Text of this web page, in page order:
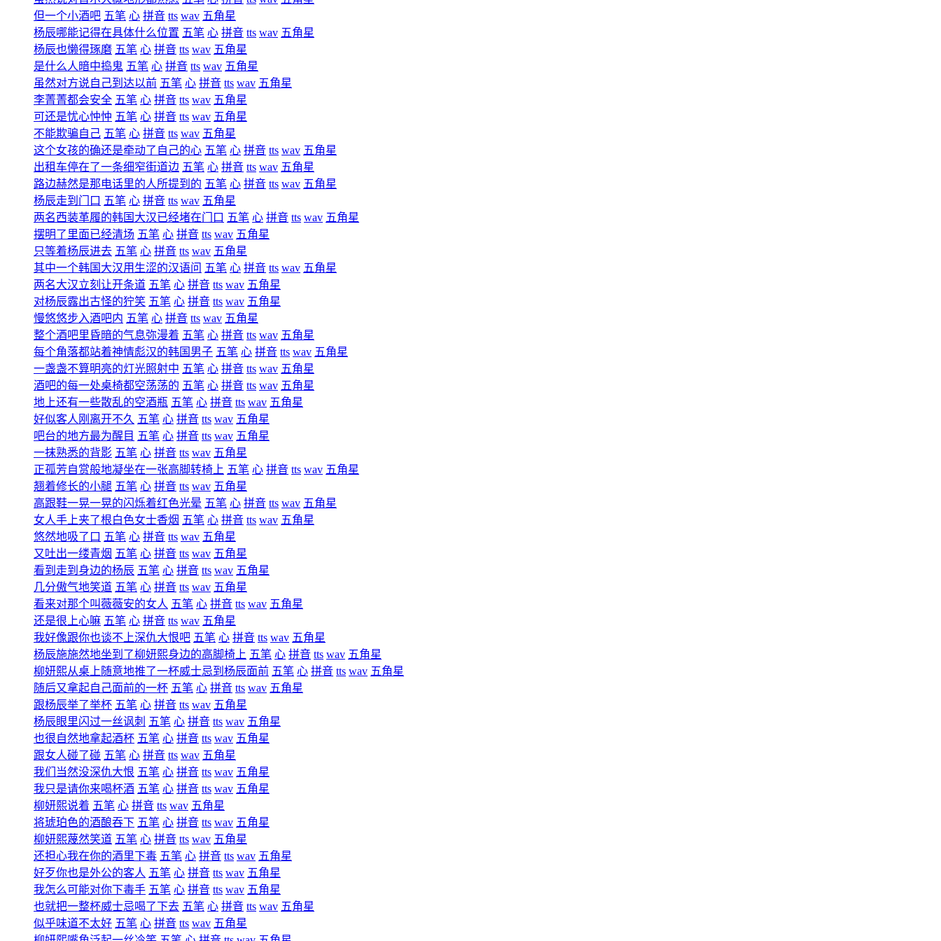
但一个小酒吧 五笔 心 拼音 tts wav 五角星
杨辰哪能记得在具体什么位置 五笔 心 拼音 tts wav 五角星
杨辰也懒得琢磨 五笔 心 拼音 tts wav 五角星
是什么人暗中捣鬼 五笔 心 拼音 tts wav 五角星
虽然对方说自己到达以前 五笔 心 拼音 tts wav 五角星
李菁菁都会安全 五笔 心 拼音 tts wav 五角星
可还是忧心忡忡 五笔 心 拼音 tts wav 五角星
不能欺骗自己 五笔 心 拼音 tts wav 五角星
这个女孩的确还是牵动了自己的心 五笔 心 拼音 tts wav 五角星
出租车停在了一条细窄街道边 五笔 心 拼音 tts wav 五角星
路边赫然是那电话里的人所提到的 五笔 心 拼音 tts wav 五角星
杨辰走到门口 五笔 心 拼音 tts wav 五角星
两名西装革履的韩国大汉已经堵在门口 五笔 心 拼音 tts wav 五角星
摆明了里面已经清场 五笔 心 拼音 tts wav 五角星
只等着杨辰进去 五笔 心 拼音 tts wav 五角星
其中一个韩国大汉用生涩的汉语问 五笔 心 拼音 tts wav 五角星
两名大汉立刻让开条道 五笔 心 拼音 tts wav 五角星
对杨辰露出古怪的狞笑 五笔 心 拼音 tts wav 五角星
慢悠悠步入酒吧内 五笔 心 拼音 tts wav 五角星
整个酒吧里昏暗的气息弥漫着 五笔 心 拼音 tts wav 五角星
每个角落都站着神情彪汉的韩国男子 五笔 心 拼音 tts wav 五角星
一盏盏不算明亮的灯光照射中 五笔 心 拼音 tts wav 五角星
酒吧的每一处桌椅都空荡荡的 五笔 心 拼音 tts wav 五角星
地上还有一些散乱的空酒瓶 五笔 心 拼音 tts wav 五角星
好似客人刚离开不久 五笔 心 拼音 tts wav 五角星
吧台的地方最为醒目 五笔 心 拼音 tts wav 五角星
一抹熟悉的背影 五笔 心 拼音 tts wav 五角星
正孤芳自赏般地凝坐在一张高脚转椅上 五笔 心 拼音 tts wav 五角星
翘着修长的小腿 五笔 心 拼音 tts wav 五角星
高跟鞋一晃一晃的闪烁着红色光晕 五笔 心 拼音 tts wav 五角星
女人手上夹了根白色女士香烟 五笔 心 拼音 tts wav 五角星
悠然地吸了口 五笔 心 拼音 tts wav 五角星
又吐出一缕青烟 五笔 心 拼音 tts wav 五角星
看到走到身边的杨辰 五笔 心 拼音 tts wav 五角星
几分傲气地笑道 五笔 心 拼音 tts wav 五角星
看来对那个叫薇薇安的女人 五笔 心 拼音 tts wav 五角星
还是很上心嘛 五笔 心 拼音 tts wav 五角星
我好像跟你也谈不上深仇大恨吧 五笔 心 拼音 tts wav 五角星
杨辰施施然地坐到了柳妍熙身边的高脚椅上 五笔 心 拼音 tts wav 五角星
柳妍熙从桌上随意地推了一杯威士忌到杨辰面前 五笔 心 拼音 tts wav 五角星
随后又拿起自己面前的一杯 五笔 心 拼音 tts wav 五角星
跟杨辰举了举杯 五笔 心 拼音 tts wav 五角星
杨辰眼里闪过一丝讽刺 五笔 心 拼音 tts wav 五角星
也很自然地拿起酒杯 五笔 心 拼音 tts wav 五角星
跟女人碰了碰 五笔 心 拼音 tts wav 五角星
我们当然没深仇大恨 五笔 心 拼音 tts wav 五角星
我只是请你来喝杯酒 五笔 心 拼音 tts wav 五角星
柳妍熙说着 五笔 心 拼音 tts wav 五角星
将琥珀色的酒酿吞下 五笔 心 拼音 tts wav 五角星
柳妍熙蔑然笑道 五笔 心 拼音 tts wav 五角星
还担心我在你的酒里下毒 五笔 心 拼音 tts wav 五角星
好歹你也是外公的客人 五笔 心 拼音 tts wav 五角星
我怎么可能对你下毒手 五笔 心 拼音 tts wav 五角星
也就把一整杯威士忌喝了下去 五笔 心 拼音 tts wav 五角星
似乎味道不太好 五笔 心 拼音 tts wav 五角星